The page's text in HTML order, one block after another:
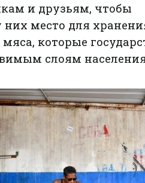
и друзьям, чтобы
них место для
которые
слоям